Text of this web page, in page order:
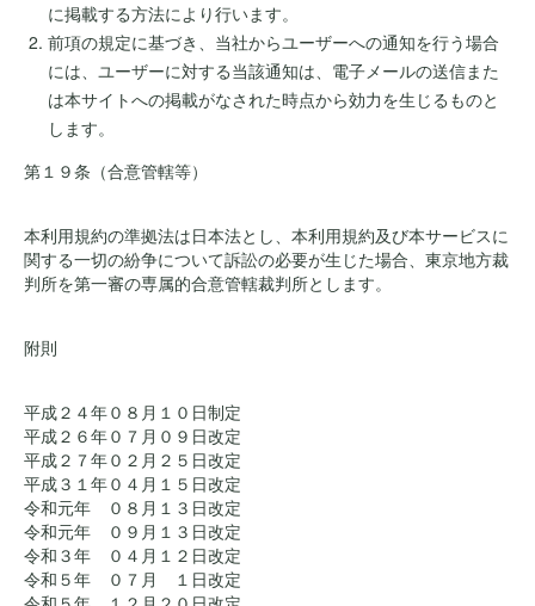
に掲載する方法により行います。
前項の規定に基づき、当社からユーザーへの通知を行う場合
には、ユーザーに対する当該通知は、電子メールの送信また
は本サイトへの掲載がなされた時点から効力を生じるものと
します。
第１９条（合意管轄等）
本利用規約の準拠法は日本法とし、本利用規約及び本サービスに
関する一切の紛争について訴訟の必要が生じた場合、東京地方裁
判所を第一審の専属的合意管轄裁判所とします。
附則
平成２４年０８月１０日制定
平成２６年０７月０９日改定
平成２７年０２月２５日改定
平成３１年０４月１５日改定
令和元年 ０８月１３日改定
令和元年 ０９月１３日改定
令和３年 ０４月１２日改定
令和５年 ０７月 １日改定